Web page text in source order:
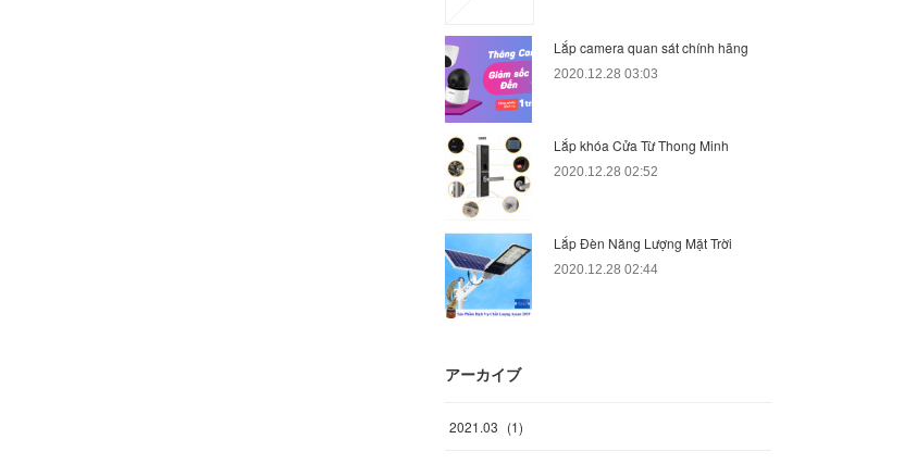
Lắp camera quan sát chính hãng
2020.12.28 03:03
Lắp khóa Cửa Từ Thong Minh
2020.12.28 02:52
Lắp Đèn Năng Lượng Mặt Trời
2020.12.28 02:44
アーカイブ
2021.03 (1)